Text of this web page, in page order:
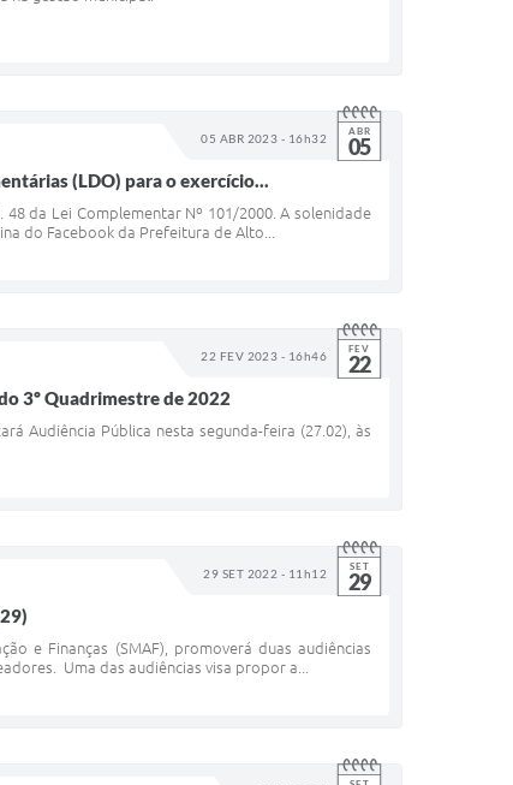
05 ABR 2023 - 16h32 ABR
05
(LDO) para o exercício...
da Lei Complementar Nº 101/2000. A solenidade
do Facebook da Prefeitura de Alto...
22 FEV 2023 - 16h46 FEV
22
3º Quadrimestre de 2022
Audiência Pública nesta segunda-feira (27.02), às
29 SET 2022 - 11h12 SET
29
e Finanças (SMAF), promoverá duas audiências
Uma das audiências visa propor a...